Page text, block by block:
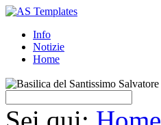
Info
Notizie
Home